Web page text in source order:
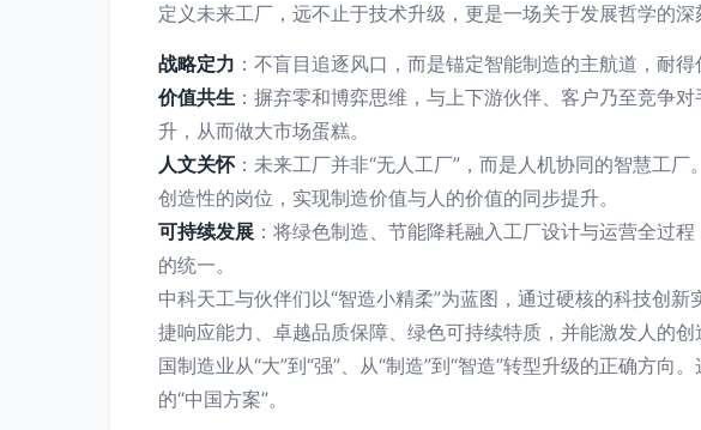
定义未来工厂，远不止于技术升级，更是一场关于发展哲学的
战略定力 ：不盲目追逐风口，而是锚定智能制造的主航道，耐
价值共生 ：摒弃零和博弈思维，与上下游伙伴、客户乃至竞争
升，从而做大市场蛋糕。
人文关怀：未来工厂并非“无人工厂”，而是人机协同的智慧工
创造性的岗位，实现制造价值与人的价值的同步提升。
可持续发展 ：将绿色制造、节能降耗融入工厂设计与运营全过
的统一。
中科天工与伙伴们以“智造小精柔”为蓝图，通过硬核的科技创
捷响应能力、卓越品质保障、绿色可持续特质，并能激发人的
国制造业从“大”到“强”、从“制造”到“智造”转型升级的正确方
的“中国方案”。